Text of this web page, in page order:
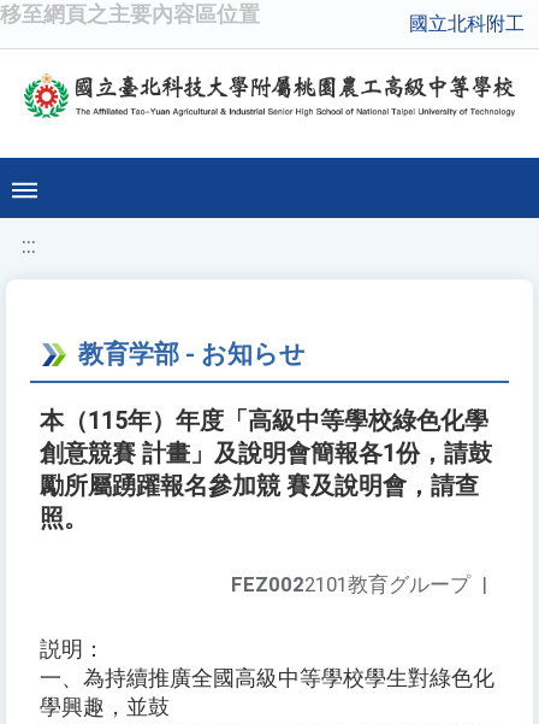
移至網頁之主要內容區位置 國立北科附工
:::
教育学部 - お知らせ
本（115年）年度「高級中等學校綠色化學
創意競賽 計畫」及說明會簡報各1份，請鼓
勵所屬踴躍報名參加競 賽及說明會，請查
照。
FEZ0022101教育グループ |
説明：
一、為持續推廣全國高級中等學校學生對綠色化
學興趣，並鼓